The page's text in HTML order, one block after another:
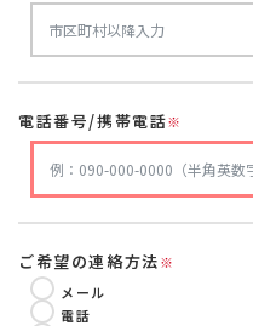
電話番号/携帯電話※
ご希望の連絡方法※
メール
電話